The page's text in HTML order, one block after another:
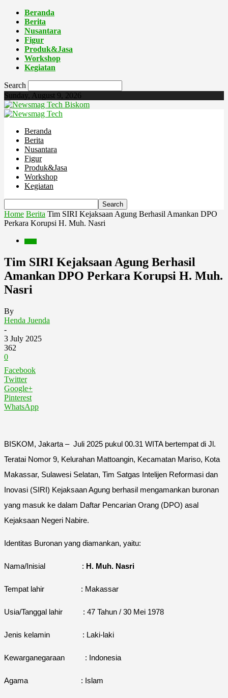
Beranda
Berita
Nusantara
Figur
Produk&Jasa
Workshop
Kegiatan
Search
Sunday, August 9, 2026
Biskom
Beranda
Berita
Nusantara
Figur
Produk&Jasa
Workshop
Kegiatan
Home Berita Tim SIRI Kejaksaan Agung Berhasil Amankan DPO
Perkara Korupsi H. Muh. Nasri
Tim SIRI Kejaksaan Agung Berhasil
Amankan DPO Perkara Korupsi H. Muh.
Nasri
By
Henda Juenda
-
3 July 2025
362
0
Facebook
Twitter
Google+
Pinterest
WhatsApp
BISKOM, Jakarta – Juli 2025 pukul 00.31 WITA bertempat di Jl.
Teratai Nomor 9, Kelurahan Mattoangin, Kecamatan Mariso, Kota
Makassar, Sulawesi Selatan, Tim Satgas Intelijen Reformasi dan
Inovasi (SIRI) Kejaksaan Agung berhasil mengamankan buronan
yang masuk ke dalam Daftar Pencarian Orang (DPO) asal
Kejaksaan Negeri Nabire.
Identitas Buronan yang diamankan, yaitu:
Nama/Inisial : H. Muh. Nasri
Tempat lahir : Makassar
Usia/Tanggal lahir : 47 Tahun / 30 Mei 1978
Jenis kelamin : Laki-laki
Kewarganegaraan : Indonesia
Agama : Islam